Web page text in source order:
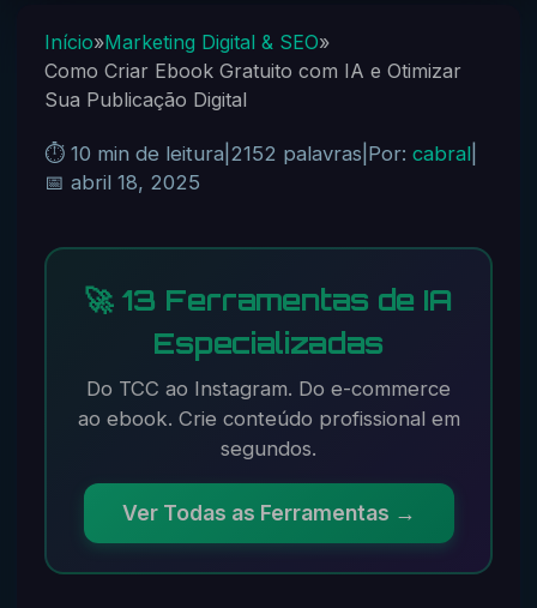
Início»Marketing Digital & SEO»
Como Criar Ebook Gratuito com IA e Otimizar
Sua Publicação Digital
⏱️ 10 min de leitura 2152 palavras Por: cabral|
📅 abril 18, 2025
🚀 13 Ferramentas de IA
Especializadas
Do TCC ao Instagram. Do e-commerce
ao ebook. Crie conteúdo profissional em
segundos.
Ver Todas as Ferramentas →